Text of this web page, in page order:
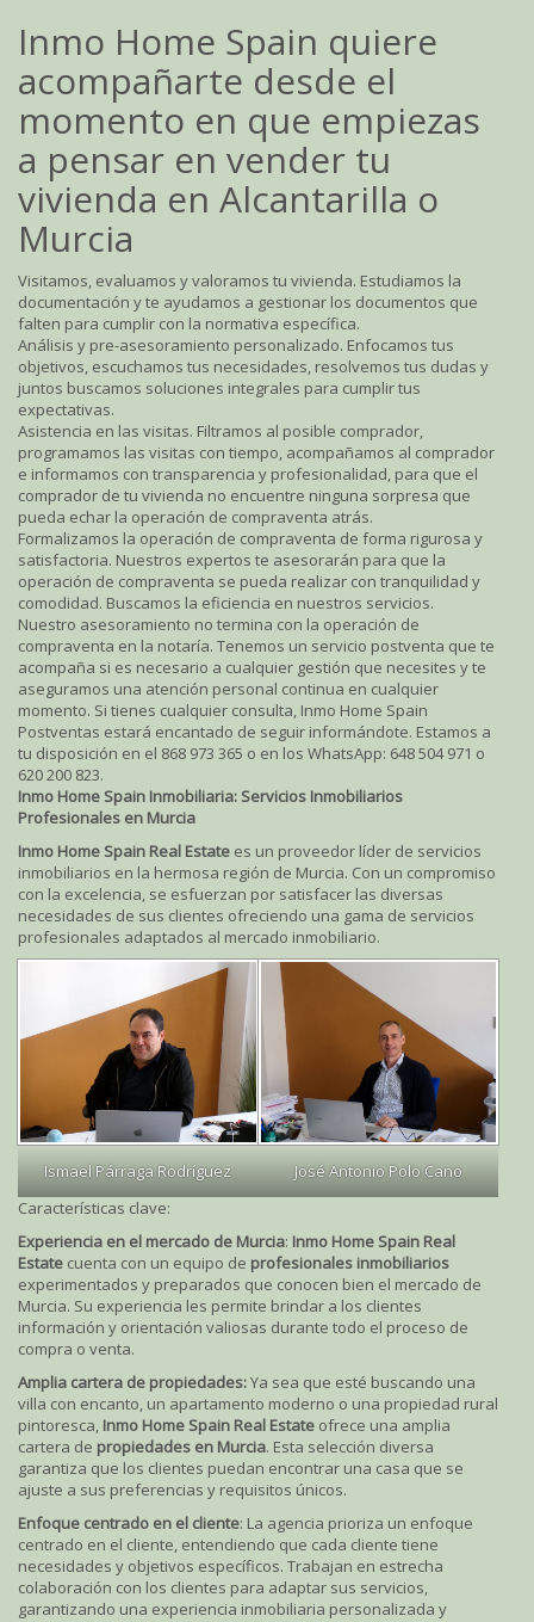
Inmo Home Spain quiere
acompañarte desde el
momento en que empiezas
a pensar en vender tu
vivienda en Alcantarilla o
Murcia
Visitamos, evaluamos y valoramos tu vivienda. Estudiamos la
documentación y te ayudamos a gestionar los documentos que
falten para cumplir con la normativa específica.
Análisis y pre-asesoramiento personalizado. Enfocamos tus
objetivos, escuchamos tus necesidades, resolvemos tus dudas y
juntos buscamos soluciones integrales para cumplir tus
expectativas.
Asistencia en las visitas. Filtramos al posible comprador,
programamos las visitas con tiempo, acompañamos al comprador
e informamos con transparencia y profesionalidad, para que el
comprador de tu vivienda no encuentre ninguna sorpresa que
pueda echar la operación de compraventa atrás.
Formalizamos la operación de compraventa de forma rigurosa y
satisfactoria. Nuestros expertos te asesorarán para que la
operación de compraventa se pueda realizar con tranquilidad y
comodidad. Buscamos la eficiencia en nuestros servicios.
Nuestro asesoramiento no termina con la operación de
compraventa en la notaría. Tenemos un servicio postventa que te
acompaña si es necesario a cualquier gestión que necesites y te
aseguramos una atención personal continua en cualquier
momento. Si tienes cualquier consulta, Inmo Home Spain
Postventas estará encantado de seguir informándote. Estamos a
tu disposición en el 868 973 365 o en los WhatsApp: 648 504 971 o
620 200 823.
Inmo Home Spain Inmobiliaria: Servicios Inmobiliarios
Profesionales en Murcia
Inmo Home Spain Real Estate es un proveedor líder de servicios
inmobiliarios en la hermosa región de Murcia. Con un compromiso
con la excelencia, se esfuerzan por satisfacer las diversas
necesidades de sus clientes ofreciendo una gama de servicios
profesionales adaptados al mercado inmobiliario.
Ismael Párraga Rodríguez
José Antonio Polo Cano
Características clave:
Experiencia en el mercado de Murcia: Inmo Home Spain Real
Estate cuenta con un equipo de profesionales inmobiliarios
experimentados y preparados que conocen bien el mercado de
Murcia. Su experiencia les permite brindar a los clientes
información y orientación valiosas durante todo el proceso de
compra o venta.
Amplia cartera de propiedades:Ya sea que esté buscando una
villa con encanto, un apartamento moderno o una propiedad rural
pintoresca, Inmo Home Spain Real Estate ofrece una amplia
cartera de propiedades en Murcia. Esta selección diversa
garantiza que los clientes puedan encontrar una casa que se
ajuste a sus preferencias y requisitos únicos.
Enfoque centrado en el cliente: La agencia prioriza un enfoque
centrado en el cliente, entendiendo que cada cliente tiene
necesidades y objetivos específicos. Trabajan en estrecha
colaboración con los clientes para adaptar sus servicios,
garantizando una experiencia inmobiliaria personalizada y